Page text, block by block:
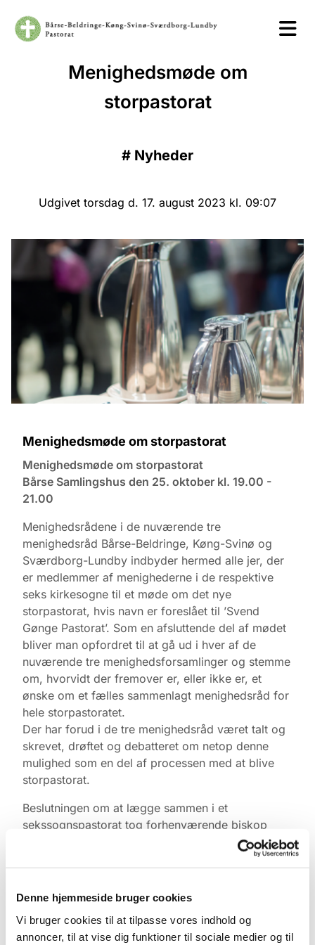
Denne hjemmeside bruger cookies
Vi bruger cookies til at tilpasse vores indhold og
annoncer, til at vise dig funktioner til sociale medier og til
​Menighedsmøde om
storpastorat
# Nyheder
Udgivet torsdag d. 17. august 2023 kl. 09:07
​Menighedsmøde om storpastorat
Menighedsmøde om storpastorat
Bårse Samlingshus den 25. oktober kl. 19.00 -
21.00
Menighedsrådene i de nuværende tre
menighedsråd Bårse-Beldringe, Køng-Svinø og
Sværdborg-Lundby indbyder hermed alle jer, der
er medlemmer af menighederne i de respektive
seks kirkesogne til et møde om det nye
storpastorat, hvis navn er foreslået til ’Svend
Gønge Pastorat’. Som en afsluttende del af mødet
bliver man opfordret til at gå ud i hver af de
nuværende tre menighedsforsamlinger og stemme
om, hvorvidt der fremover er, eller ikke er, et
ønske om et fælles sammenlagt menighedsråd for
hele storpastoratet.
Der har forud i de tre menighedsråd været talt og
skrevet, drøftet og debatteret om netop denne
mulighed som en del af processen med at blive
storpastorat.
Beslutningen om at lægge sammen i et
sekssognspastorat tog forhenværende biskop
Peter Fisher-Møller den sidste dag i hans
embedsperiode. Arbejdet med at indrette os som
ansatte i hele storpastoratet, skal såvel råd som
Mød derfor op i Bårse Samlingshus onsdag den